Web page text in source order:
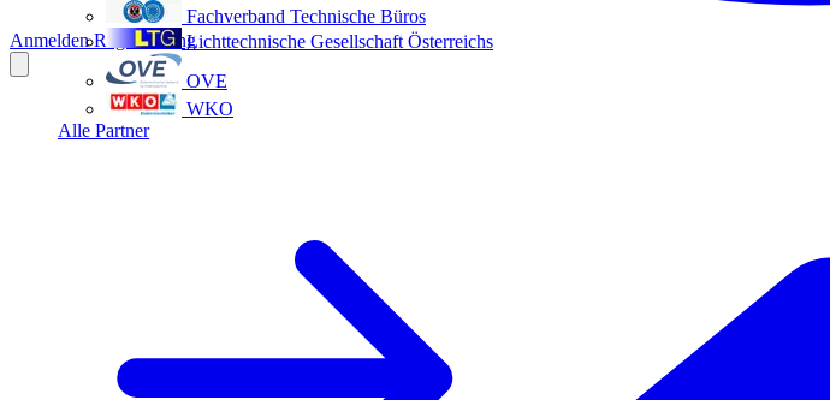
Fachverband Technische Büros
Lichttechnische Gesellschaft Österreichs
OVE
WKO
Alle Partner
AnmeldenRegistrierung